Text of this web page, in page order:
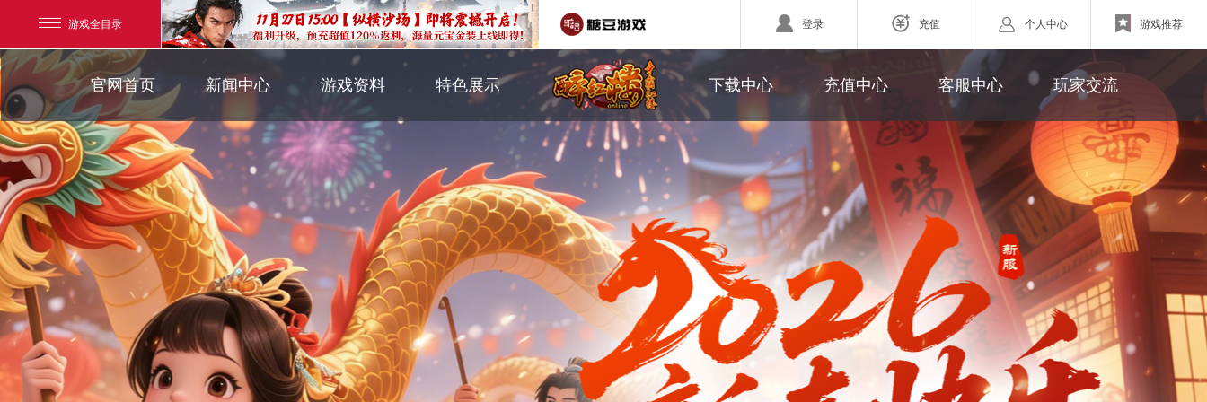
游戏全目录 游戏推荐
个人中心
充值
登录
《勇士ol》预约开启
横版格斗动作网游
【西游】神兽版新版本
首款骑战回合制端游
《秦始皇ol》国庆大服
国战的号角已经打响
【醉八仙】新派回合制
八仙过海故事背景
【北欧战纪】北欧神话为世界观
小体量好上手
注册账号 客服中心
玄幻游戏
玄天之剑
剑啸九州
猛将OL
回合制游戏
醉红楼
醉八仙
【西游】神兽版
国战游戏
秦始皇
斗神
特色游戏
勇士无双
网页游戏
ZAZA超级英雄
官网首页 新闻中心 游戏资料 特色展示 下载中心 充值中心 客服中心 玩家交流
新闻公告
新闻活动
新闻专题
游戏攻略
游戏背景
界面介绍
帮助指引
鼠标作用
游戏美图
充值帮助
联系客服 新浪微博
玩家论坛